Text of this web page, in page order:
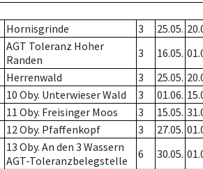
Hornisgrinde 3 25.05.
AGT Toleranz Hoher
Randen
3 16.05.
Herrenwald 3 25.05.
10 Oby. Unterwieser Wald 3 01.06.
11 Oby. Freisinger Moos 3 15.05.
12 Oby. Pfaffenkopf 3 27.05.
13 Oby. An den 3 Wassern
AGT-Toleranzbelegstelle
6 30.05.